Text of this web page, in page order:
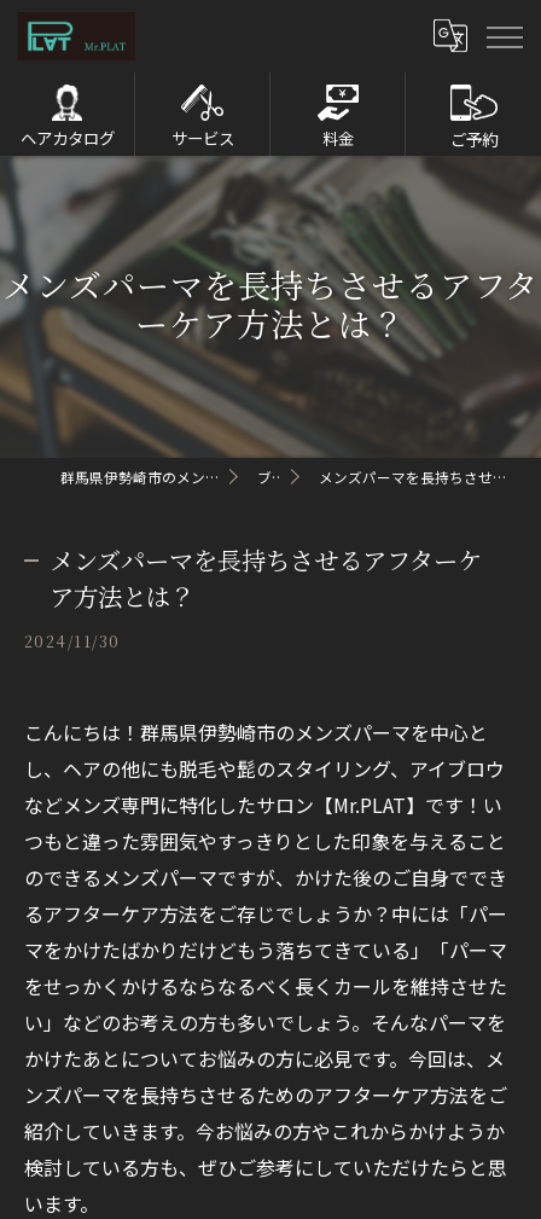
ヘアカタログ サービス 料金 ご予約
メンズパーマを長持ちさせるアフタ
ーケア方法とは？
群馬県伊勢崎市のメンズパーマならMr.PLAT ブログ メンズパーマを長持ちさせるアフターケア方法とは？
メンズパーマを長持ちさせるアフターケ
ア方法とは？
2024/11/30
こんにちは！群馬県伊勢崎市のメンズパーマを中心と
し、ヘアの他にも脱毛や髭のスタイリング、アイブロウ
などメンズ専門に特化したサロン【Mr.PLAT】です！い
つもと違った雰囲気やすっきりとした印象を与えること
のできるメンズパーマですが、かけた後のご自身ででき
るアフターケア方法をご存じでしょうか？中には「パー
マをかけたばかりだけどもう落ちてきている」「パーマ
をせっかくかけるならなるべく長くカールを維持させた
い」などのお考えの方も多いでしょう。そんなパーマを
かけたあとについてお悩みの方に必見です。今回は、メ
ンズパーマを長持ちさせるためのアフターケア方法をご
紹介していきます。今お悩みの方やこれからかけようか
検討している方も、ぜひご参考にしていただけたらと思
います。